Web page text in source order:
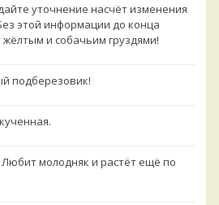
уточнение насчёт изменения
этой информации до конца
и собачьим груздями!
подберезовик!
Любит молодняк и растёт ещё по